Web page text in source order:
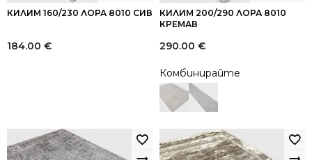
КИЛИМ 160/230 ЛОРА 8010 СИВ
184.00 €
КИЛИМ 200/290 ЛОРА 8010
КРЕМАВ
290.00 €
Комбинирайте